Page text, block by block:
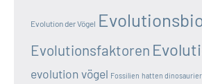
Evolution der Vögel
Evolutionsfaktoren
evolution vögel Fossilien hatten